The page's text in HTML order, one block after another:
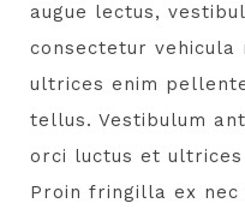
augue lectus,
consectetur vehicula
ultrices enim
tellus. Vestibulum
orci luctus et
Proin fringilla ex nec